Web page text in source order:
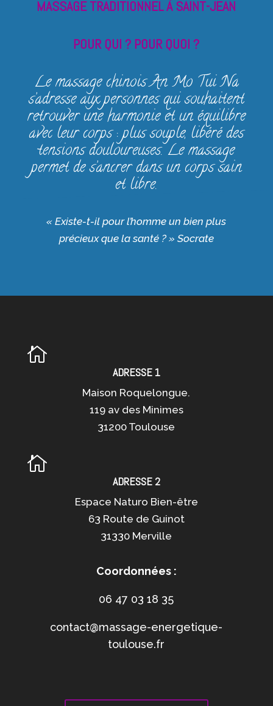
MASSAGE TRADITIONNEL À SAINT-JEAN
POUR QUI ? POUR QUOI ?
Le massage chinois An Mo Tui Na
s’adresse aux personnes qui souhaitent
retrouver une harmonie et un équilibre
avec leur corps : plus souple, libéré des
tensions douloureuses. Le massage
permet de s’ancrer dans un corps sain
et libre.
« Existe-t-il pour l’homme un bien plus
précieux que la santé ? » Socrate

ADRESSE 1
Maison Roquelongue.
119 av des Minimes
31200 Toulouse

ADRESSE 2
Espace Naturo Bien-être
63 Route de Guinot
31330 Merville
Coordonnées :
06 47 03 18 35
contact@massage-energetique-
toulouse.fr